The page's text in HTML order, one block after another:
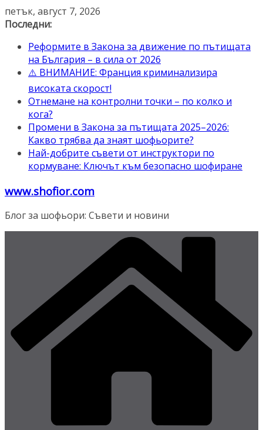
Skip
to
петък, август 7, 2026
Последни:
Реформите в Закона за движение по пътищата
на България – в сила от 2026
⚠️ ВНИМАНИЕ: Франция криминализира
високата скорост!
Отнемане на контролни точки – по колко и
кога?
Промени в Закона за пътищата 2025–2026:
Какво трябва да знаят шофьорите?
Най-добрите съвети от инструктори по
кормуване: Ключът към безопасно шофиране
www.shofior.com
Блог за шофьори: Съвети и новини